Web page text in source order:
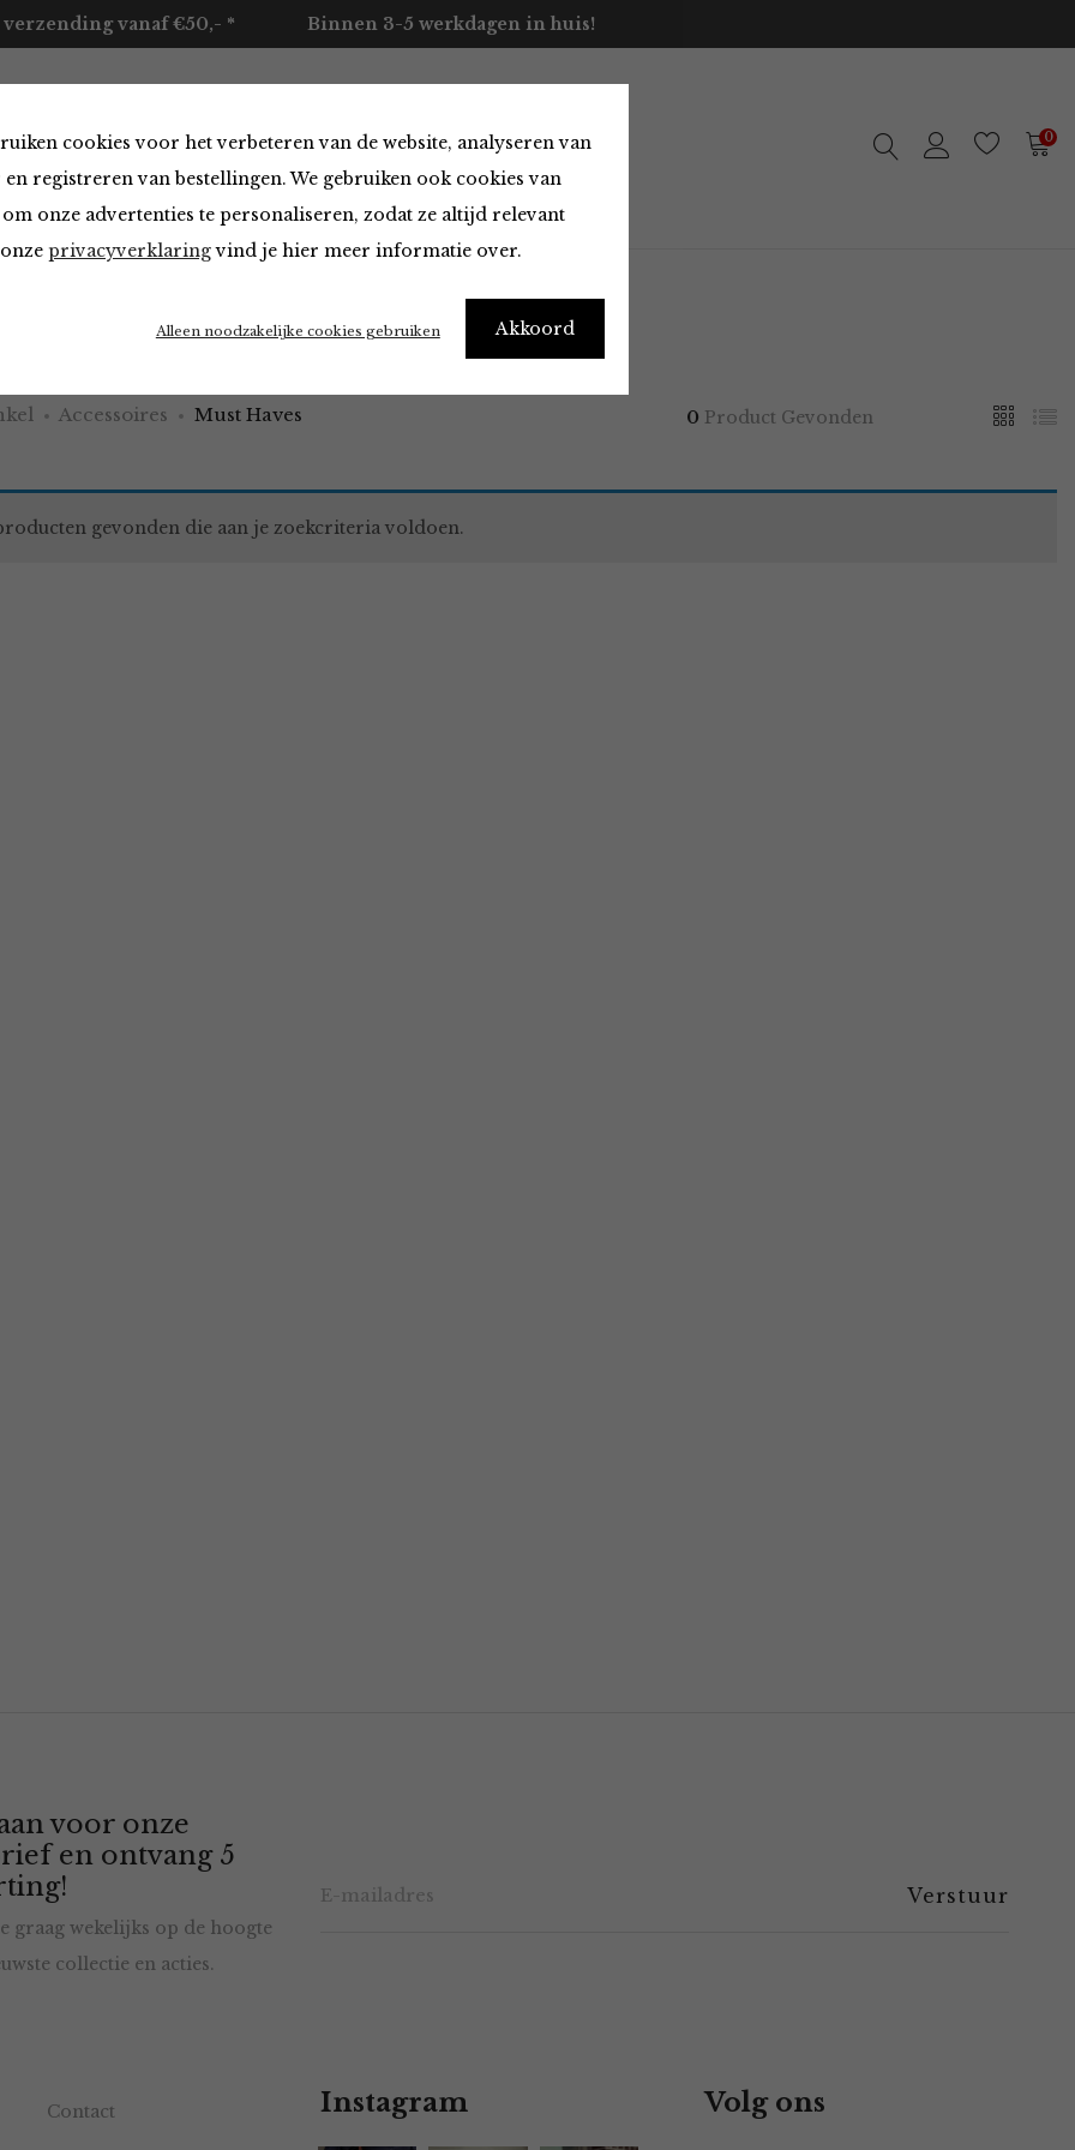
cookies voor het verbeteren van de website, analyseren van
en registreren van bestellingen. We gebruiken ook cookies van
onze advertenties te personaliseren, zodat ze altijd relevant
privacyverklaringvind je hier meer informatie over.
Akkoord
Alleen noodzakelijke cookies gebruiken
verzending vanaf €50,- * Binnen 3-5 werkdagen in huis!
Merken Over ons Contact 0
Accessoires Must Haves 0 Product Gevonden
gevonden die aan je zoekcriteria voldoen.
voor onze
en ontvang 5
graag wekelijks op de hoogte
collectie en acties.
Contact Instagram Volg ons